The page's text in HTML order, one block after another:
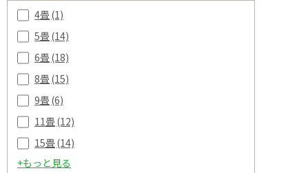
4畳 (1)
5畳 (14)
6畳 (18)
8畳 (15)
9畳 (6)
11畳 (12)
15畳 (14)
+もっと見る